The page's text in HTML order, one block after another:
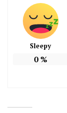
Sleepy
0%